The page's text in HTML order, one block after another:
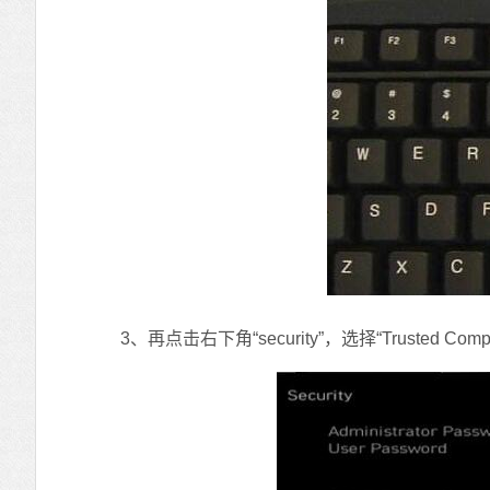
3、再点击右下角“security”，选择“Trusted